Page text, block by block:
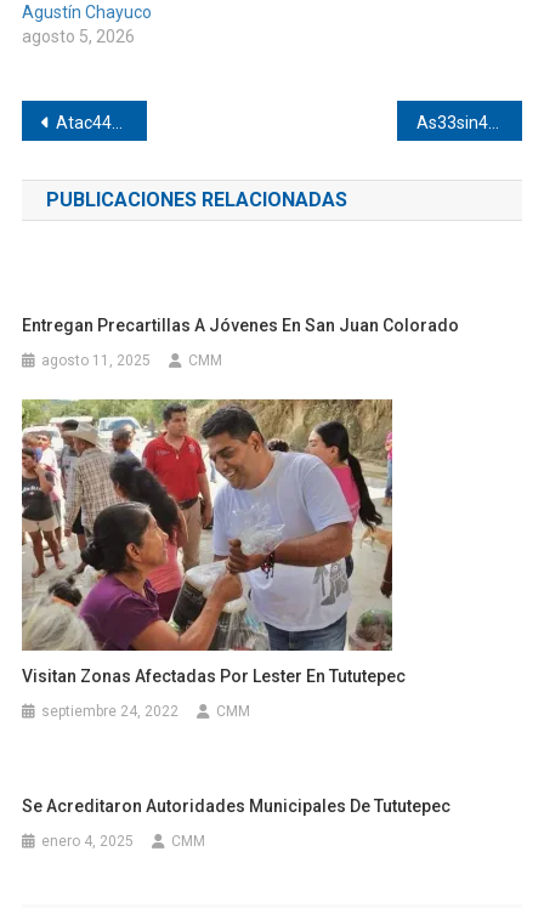
Agustín Chayuco
agosto 5, 2026
Navegación
de
entradas
Atac44n a bal4z0s a un hombre en Pinotepa
PUBLICACIONES RELACIONADAS
Entregan Precartillas A Jóvenes En San Juan Colorado
agosto 11, 2025 CMM
Visitan Zonas Afectadas Por Lester En Tututepec
septiembre 24, 2022 CMM
Se Acreditaron Autoridades Municipales De Tututepec
enero 4, 2025 CMM